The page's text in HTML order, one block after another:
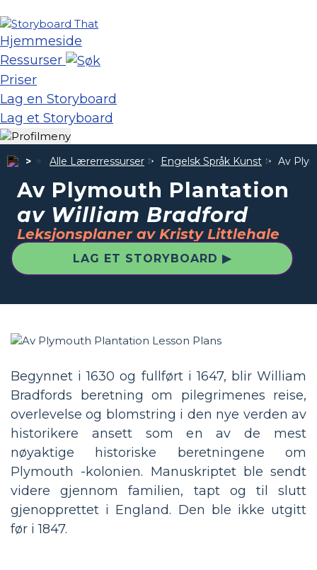
Hjemmeside
Ressurser
Priser
Lag en Storyboard
Lag et Storyboard
Alle Lærerressurser Engelsk Språk Kunst Av
Av Plymouth Plantation
av William Bradford
Leksjonsplaner av Kristy Littlehale
LAG ET STORYBOARD ▶
Begynnet i 1630 og fullført i 1647, blir William
Bradfords beretning om pilegrimenes reise,
overlevelse og blomstring i den nye verden av
historikere ansett som en av de mest
nøyaktige historiske beretningene om
Plymouth -kolonien. Manuskriptet ble sendt
videre gjennom familien, tapt og til slutt
gjenopprettet i England. Den ble ikke utgitt
før i 1847.